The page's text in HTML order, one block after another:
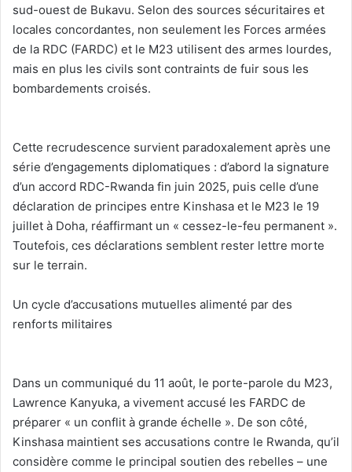
sud-ouest de Bukavu. Selon des sources sécuritaires et
locales concordantes, non seulement les Forces armées
de la RDC (FARDC) et le M23 utilisent des armes lourdes,
mais en plus les civils sont contraints de fuir sous les
bombardements croisés.
‎Cette recrudescence survient paradoxalement après une
série d’engagements diplomatiques : d’abord la signature
d’un accord RDC-Rwanda fin juin 2025, puis celle d’une
déclaration de principes entre Kinshasa et le M23 le 19
juillet à Doha, réaffirmant un « cessez-le-feu permanent ».
Toutefois, ces déclarations semblent rester lettre morte
sur le terrain.
‎Un cycle d’accusations mutuelles alimenté par des
renforts militaires
‎Dans un communiqué du 11 août, le porte-parole du M23,
Lawrence Kanyuka, a vivement accusé les FARDC de
préparer « un conflit à grande échelle ». De son côté,
Kinshasa maintient ses accusations contre le Rwanda, qu’il
considère comme le principal soutien des rebelles – une